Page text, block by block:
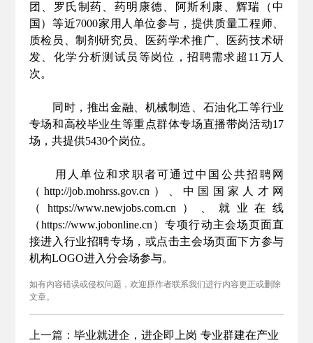
团、罗氏制药、药明康德、阿斯利康、辉瑞（中
国）等近7000家用人单位参与，提供质量工程师、
质检员、制剂研究员、医药学术推广、医药技术研
发、化学分析测试员等岗位，招聘需求超11万人
次。
同时，推出金融、机械制造、石油化工等行业
专场和高校毕业生等重点群体专场直播带岗活动17
场，共提供5430个岗位。
用人单位和求职者可通过中国公共招聘网
（http://job.mohrss.gov.cn）、中国国家人才网
（https://www.newjobs.com.cn）、就业在线
（https://www.jobonline.cn）专项行动主会场页面直
接进入行业招聘专场，或点击主会场页面下方参与
机构LOGO进入分会场参与。
如有内容错误或侵权问题，欢迎原作者联系我们进行内容更正或删除
文章。
上一篇： 毕业就进企，进企即上岗 专业群建在产业